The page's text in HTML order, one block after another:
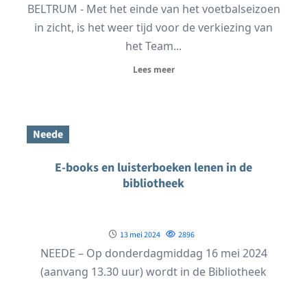
BELTRUM - Met het einde van het voetbalseizoen
in zicht, is het weer tijd voor de verkiezing van
het Team...
Lees meer
Neede
E-books en luisterboeken lenen in de
bibliotheek
13 mei 2024 2896
NEEDE – Op donderdagmiddag 16 mei 2024
(aanvang 13.30 uur) wordt in de Bibliotheek